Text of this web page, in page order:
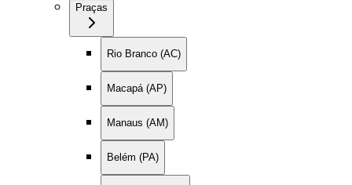
Praças
Rio Branco (AC)
Macapá (AP)
Manaus (AM)
Belém (PA)